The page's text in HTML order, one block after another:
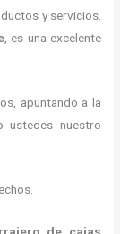
y servicios.
, es una excelente
apuntando a la
ustedes nuestro